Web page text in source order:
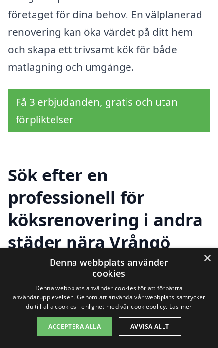
företaget för dina behov. En välplanerad
renovering kan öka värdet på ditt hem
och skapa ett trivsamt kök för både
matlagning och umgänge.
Få 3 erbjudanden, gratis och utan
förpliktelser
Sök efter en
professionell för
köksrenovering i andra
städer nära Vrångö
Att renovera köket kan vara en stor
investering både tid- och
kostnadsmässigt. Det är därför viktigt att
hitta rätt hjälp för köksrenovering i
×
Denna webbplats använder
cookies
Denna webbplats använder cookies för att förbättra
användarupplevelsen. Genom att använda vår webbplats samtycker
du till alla cookies i enlighet med vår cookiepolicy. Läs mer
ACCEPTERA ALLA AVVISA ALLT